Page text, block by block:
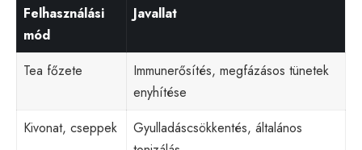
Felhasználási
mód
Javallat
Tea főzete
Immunerősítés, megfázásos tünetek
enyhítése
Kivonat, cseppek
Gyulladáscsökkentés, általános